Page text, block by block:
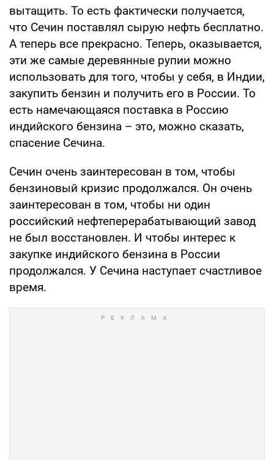
вытащить. То есть фактически получается,
что Сечин поставлял сырую нефть бесплатно.
А теперь все прекрасно. Теперь, оказывается,
эти же самые деревянные рупии можно
использовать для того, чтобы у себя, в Индии,
закупить бензин и получить его в России. То
есть намечающаяся поставка в Россию
индийского бензина – это, можно сказать,
спасение Сечина.
Сечин очень заинтересован в том, чтобы
бензиновый кризис продолжался. Он очень
заинтересован в том, чтобы ни один
российский нефтеперерабатывающий завод
не был восстановлен. И чтобы интерес к
закупке индийского бензина в России
продолжался. У Сечина наступает счастливое
время.